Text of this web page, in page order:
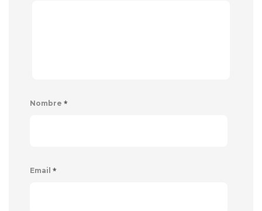
Nombre *
Email *